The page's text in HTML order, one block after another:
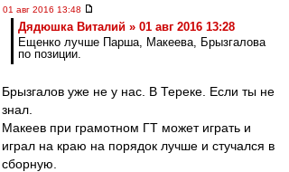
01 авг 2016 13:48
Дядюшка Виталий » 01 авг 2016 13:28
Ещенко лучше Парша, Макеева, Брызгалова
по позиции.
Брызгалов уже не у нас. В Тереке. Если ты не
знал.
Макеев при грамотном ГТ может играть и
играл на краю на порядок лучше и стучался в
сборную.